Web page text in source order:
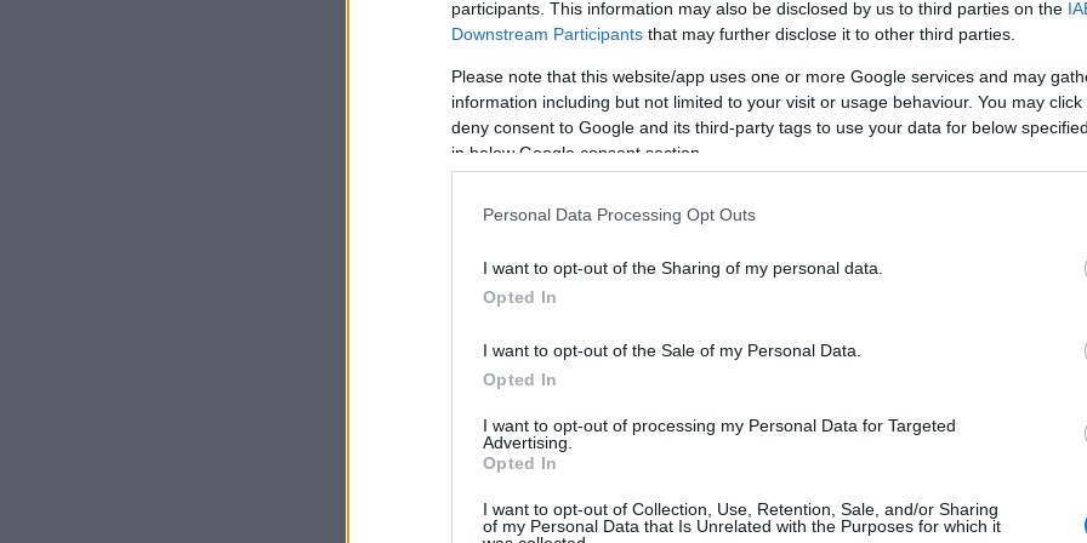
participants. This information may also be disclosed by us to third parties on the
Downstream Participants that may further disclose it to other third parties.
Please note that this website/app uses one or more Google services and may
information including but not limited to your visit or usage behaviour. You may
deny consent to Google and its third-party tags to use your data for below
in below Google consent section.
Personal Data Processing Opt Outs
I want to opt-out of the Sharing of my personal data.
Opted In
I want to opt-out of the Sale of my Personal Data.
Opted In
I want to opt-out of processing my Personal Data for Targeted
Advertising.
Opted In
I want to opt-out of Collection, Use, Retention, Sale, and/or Sharing
of my Personal Data that Is Unrelated with the Purposes for which it